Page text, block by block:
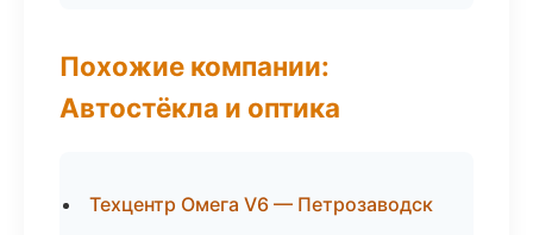
Похожие компании:
Автостёкла и оптика
Техцентр Омега V6 — Петрозаводск